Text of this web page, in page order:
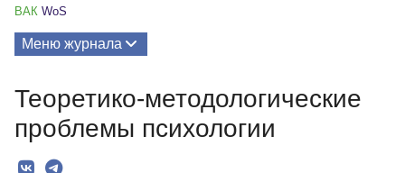
ВАК WoS
Меню журнала
О Журнале
Редколлегия
Теоретико-методологические
проблемы психологии